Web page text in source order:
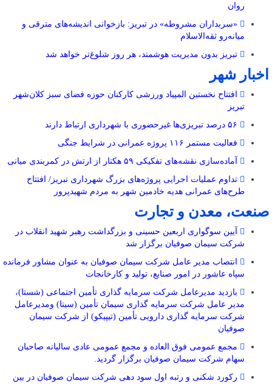
روان
«سربداران مشروطه» در تبریز: بازخوانی اندیشه‌های مترقی و
میانه‌رو ثقه‌الاسلام
تبریز بدون مدیریت هوشمند، هر روز شلوغ‌تر خواهد شد
اخبار شهر
افتتاح نخستین المپیاد ورزشی کارکنان حوزه فضای سبز کلان‌شهر
تبریز
فعالیت مستمر ۱۱۶ پروژه عمرانی در شرایط جنگی
آماده‌سازی نقشه‌های تفکیکی ۵۹ هکتار از ارتش در کمربندی میانی
تداوم عملیات اجرایی پروژه‌های بزرگ شهرداری تبریز/ افتتاح
طرح‌های عمرانی هدیه خادمین شهر به مردم شهیدپرور
صنعت، معدن و تجارت
آیین سوگواری اربعین حسینی و بزرگداشت رهبر شهید انقلاب در
شرکت سیمان صوفیان برگزار شد
انتصاب مدیر عامل شرکت سیمان صوفیان به عنوان مشاور فرمانده
سپاه عاشور در امور صنایع، تولید و کارخانجات
بازدید مدیرعامل شرکت سرمایه گذاری تأمین اجتماعی (شستا)،
مدیر عامل شرکت سرمایه گذاری سیمان تأمین (سیتا) ومدیرعامل
شرکت سرمایه گذاری دارویی تأمین (تیپیکو) از شرکت سیمان
صوفیان
مجمع عمومی فوق العاده و مجمع عمومی عادی سالیانه صاحبان
سهام شرکت سیمان صوفیان برگزار گردید.
رکورد شکنی و رتبه اول سود دهی شرکت سیمان صوفیان در بین